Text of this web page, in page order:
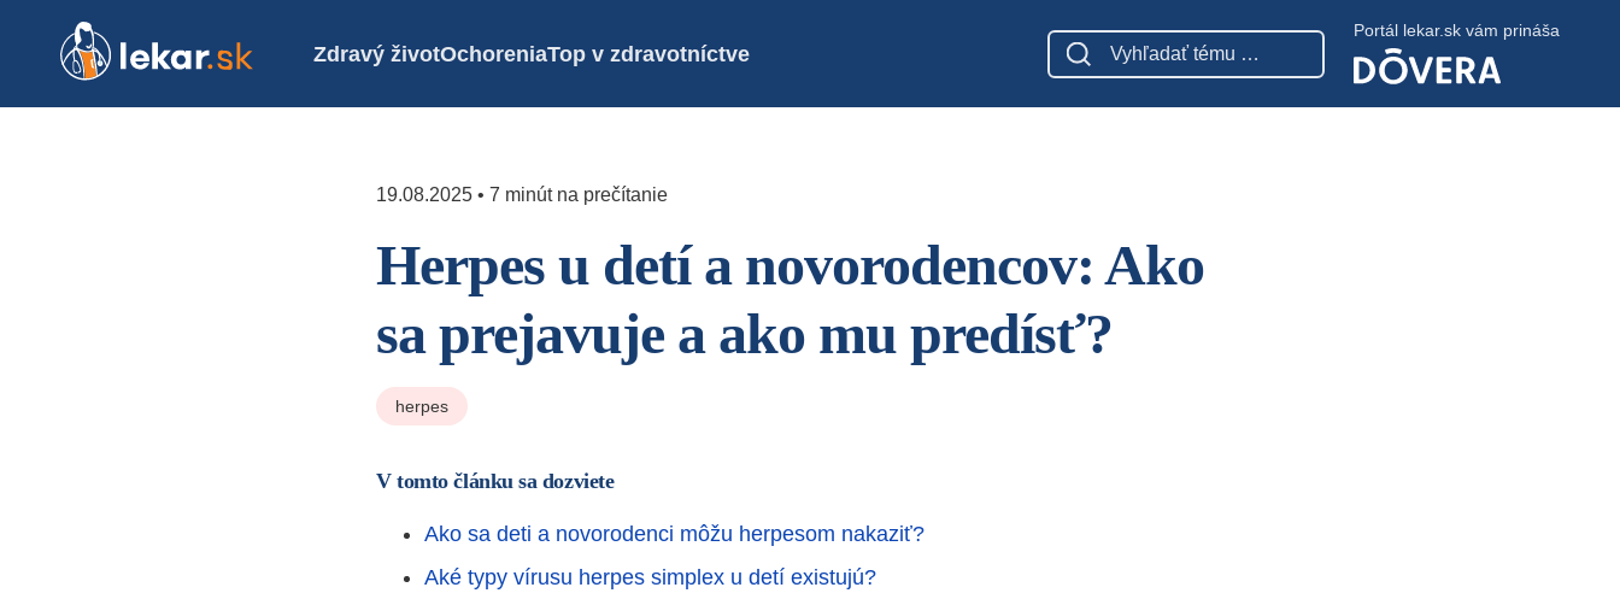
Zdravý životOchoreniaTop v zdravotníctve
Portál lekar.sk vám prináša
19.08.2025 • 7 minút na prečítanie
Herpes u detí a novorodencov: Ako
sa prejavuje a ako mu predísť?
herpes
V tomto článku sa dozviete
Ako sa deti a novorodenci môžu herpesom nakaziť?
Aké typy vírusu herpes simplex u detí existujú?